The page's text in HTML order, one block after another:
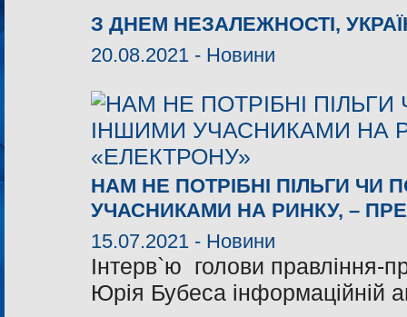
З ДНЕМ НЕЗАЛЕЖНОСТІ,
20.08.2021 - Новини
НАМ НЕ ПОТРІБНІ ПІЛЬГИ ЧИ
УЧАСНИКАМИ НА РИНКУ, –
15.07.2021 - Новини
Інтерв`ю голови правління-
Юрія Бубеса інформаційній